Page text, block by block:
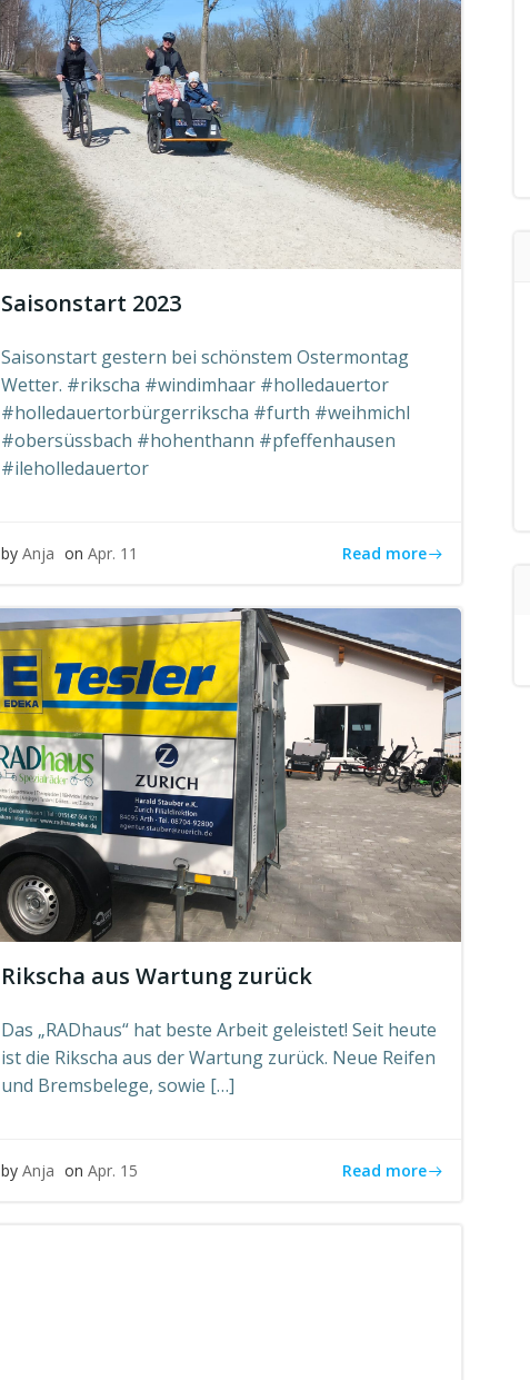
Saisonstart 2023
Saisonstart gestern bei schönstem Ostermontag
Wetter. #rikscha #windimhaar #holledauertor
#holledauertorbürgerrikscha #furth #weihmichl
#obersüssbach #hohenthann #pfeffenhausen
#ileholledauertor
by Anja on Apr. 11 Read more
Rikscha aus Wartung zurück
Das „RADhaus“ hat beste Arbeit geleistet! Seit heute
ist die Rikscha aus der Wartung zurück. Neue Reifen
und Bremsbelege, sowie […]
by Anja on Apr. 15 Read more